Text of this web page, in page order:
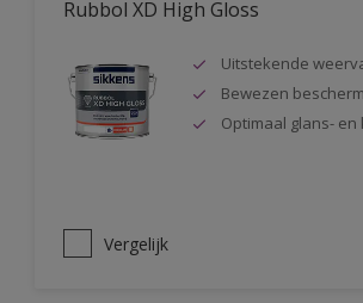
Rubbol XD High Gloss
Uitstekende
Bewezen
Optimaal glans-
Vergelijk